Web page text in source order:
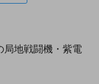
局地戦闘機・紫電